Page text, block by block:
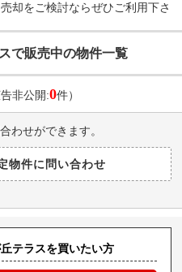
却をご検討ならぜひご利用下さ
で販売中の物件一覧
非公開:0件）
わせができます。
テラスを買いたい方